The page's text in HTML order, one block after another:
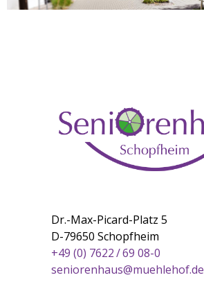
Dr.-Max-Picard-Platz 5
D-79650 Schopfheim
+49 (0) 7622 / 69 08-0
seniorenhaus@muehlehof.de